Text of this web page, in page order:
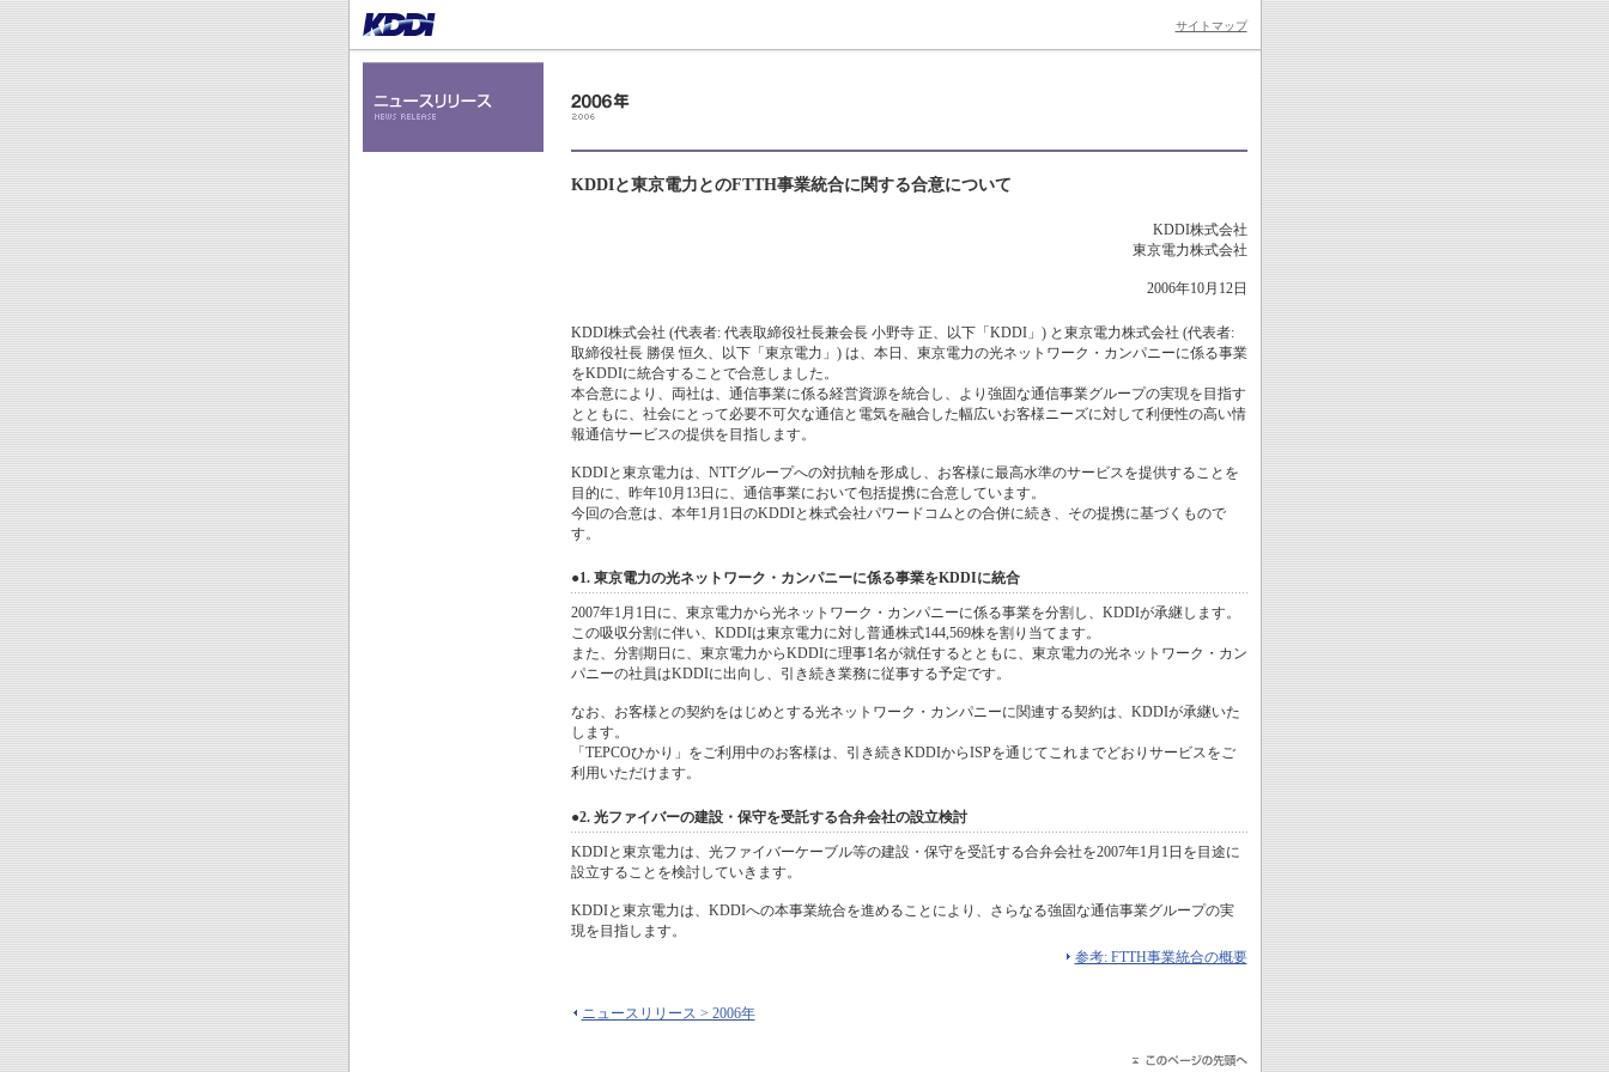
サイトマップ
KDDIと東京電力とのFTTH事業統合に関する合意について
KDDI株式会社
東京電力株式会社
2006年10月12日
KDDI株式会社 (代表者: 代表取締役社長兼会長 小野寺 正、以下「KDDI」) と東京電力株式会社 (代表者:
取締役社長 勝俣 恒久、以下「東京電力」) は、本日、東京電力の光ネットワーク・カンパニーに係る事業
をKDDIに統合することで合意しました。
本合意により、両社は、通信事業に係る経営資源を統合し、より強固な通信事業グループの実現を目指す
とともに、社会にとって必要不可欠な通信と電気を融合した幅広いお客様ニーズに対して利便性の高い情
報通信サービスの提供を目指します。
KDDIと東京電力は、NTTグループへの対抗軸を形成し、お客様に最高水準のサービスを提供することを
目的に、昨年10月13日に、通信事業において包括提携に合意しています。
今回の合意は、本年1月1日のKDDIと株式会社パワードコムとの合併に続き、その提携に基づくもので
す。
●1. 東京電力の光ネットワーク・カンパニーに係る事業をKDDIに統合
2007年1月1日に、東京電力から光ネットワーク・カンパニーに係る事業を分割し、KDDIが承継します。
この吸収分割に伴い、KDDIは東京電力に対し普通株式144,569株を割り当てます。
また、分割期日に、東京電力からKDDIに理事1名が就任するとともに、東京電力の光ネットワーク・カン
パニーの社員はKDDIに出向し、引き続き業務に従事する予定です。
なお、お客様との契約をはじめとする光ネットワーク・カンパニーに関連する契約は、KDDIが承継いた
します。
「TEPCOひかり」をご利用中のお客様は、引き続きKDDIからISPを通じてこれまでどおりサービスをご
利用いただけます。
●2. 光ファイバーの建設・保守を受託する合弁会社の設立検討
KDDIと東京電力は、光ファイバーケーブル等の建設・保守を受託する合弁会社を2007年1月1日を目途に
設立することを検討していきます。
KDDIと東京電力は、KDDIへの本事業統合を進めることにより、さらなる強固な通信事業グループの実
現を目指します。
参考: FTTH事業統合の概要
ニュースリリース > 2006年